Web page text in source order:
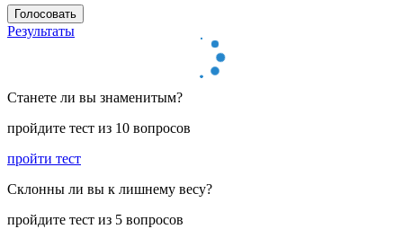
Результаты
Станете ли вы знаменитым?
пройдите тест из 10 вопросов
пройти тест
Cклонны ли вы к лишнему весу?
пройдите тест из 5 вопросов